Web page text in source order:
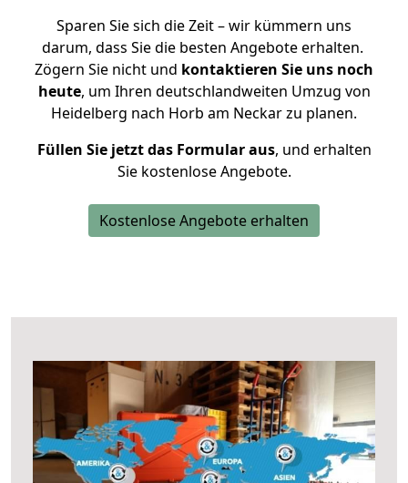
Sparen Sie sich die Zeit – wir kümmern uns
darum, dass Sie die besten Angebote erhalten.
Zögern Sie nicht und kontaktieren Sie uns noch
heute, um Ihren deutschlandweiten Umzug von
Heidelberg nach Horb am Neckar zu planen.
Füllen Sie jetzt das Formular aus, und erhalten
Sie kostenlose Angebote.
Kostenlose Angebote erhalten